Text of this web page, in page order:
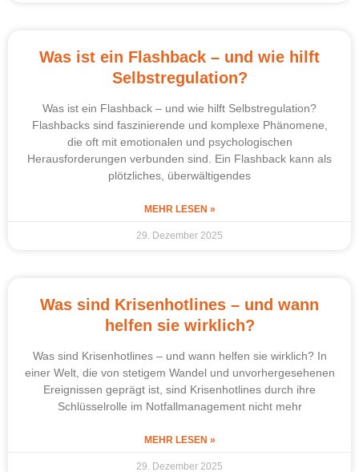
Was ist ein Flashback – und wie hilft
Selbstregulation?
Was ist ein Flashback – und wie hilft Selbstregulation?
Flashbacks sind faszinierende und komplexe Phänomene,
die oft mit emotionalen und psychologischen
Herausforderungen verbunden sind. Ein Flashback kann als
plötzliches, überwältigendes
MEHR LESEN »
29. Dezember 2025
Was sind Krisenhotlines – und wann
helfen sie wirklich?
Was sind Krisenhotlines – und wann helfen sie wirklich? In
einer Welt, die von stetigem Wandel und unvorhergesehenen
Ereignissen geprägt ist, sind Krisenhotlines durch ihre
Schlüsselrolle im Notfallmanagement nicht mehr
MEHR LESEN »
29. Dezember 2025